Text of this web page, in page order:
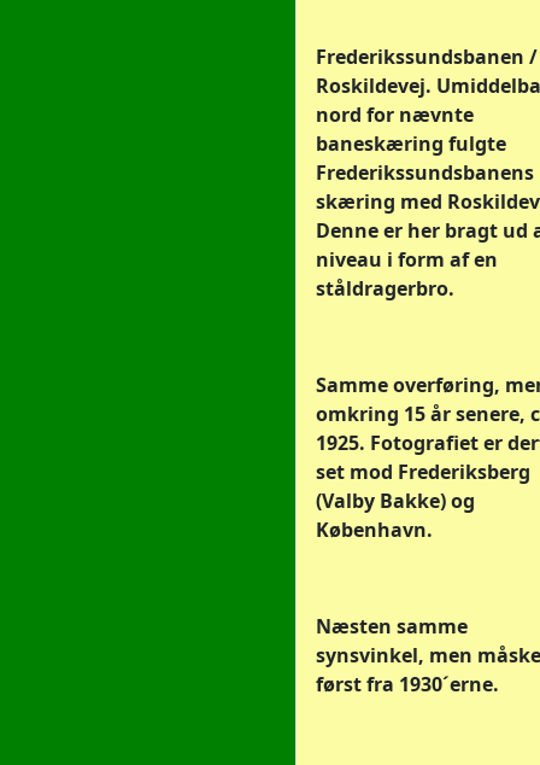
Frederikssundsbanen /
Roskildevej.
nord for nævnte
baneskæring fulgte
Frederikssundsbanens
skæring med
Denne er her bragt ud
niveau i form af en
ståldragerbro.
Samme overføring,
omkring 15 år senere,
1925. Fotografiet er
set mod Frederiksberg
(Valby Bakke) og
København.
Næsten samme
synsvinkel, men måske
først fra 1930´erne.